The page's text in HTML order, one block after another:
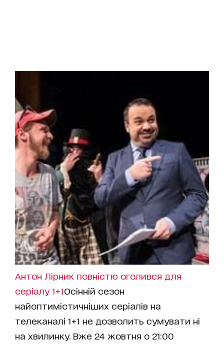
Антон Лірник повністю оголився для
серіалу 1+1Осінній сезон
найоптимістичніших серіалів на
телеканалі 1+1 не дозволить сумувати ні
на хвилинку. Вже 24 жовтня о 21:00